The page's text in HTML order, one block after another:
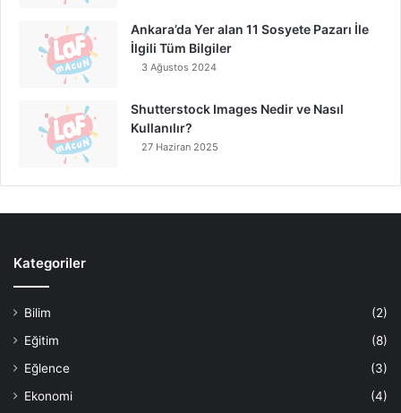
Ankara’da Yer alan 11 Sosyete Pazarı İle
İlgili Tüm Bilgiler
3 Ağustos 2024
Shutterstock Images Nedir ve Nasıl
Kullanılır?
27 Haziran 2025
Kategoriler
Bilim
(2)
Eğitim
(8)
Eğlence
(3)
Ekonomi
(4)